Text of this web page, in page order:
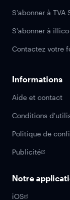
S'abonner à TVA
S'abonner à
Contactez votre
Informations
Aide et contact
Conditions
Politique de
Publicité
Notre
iOS